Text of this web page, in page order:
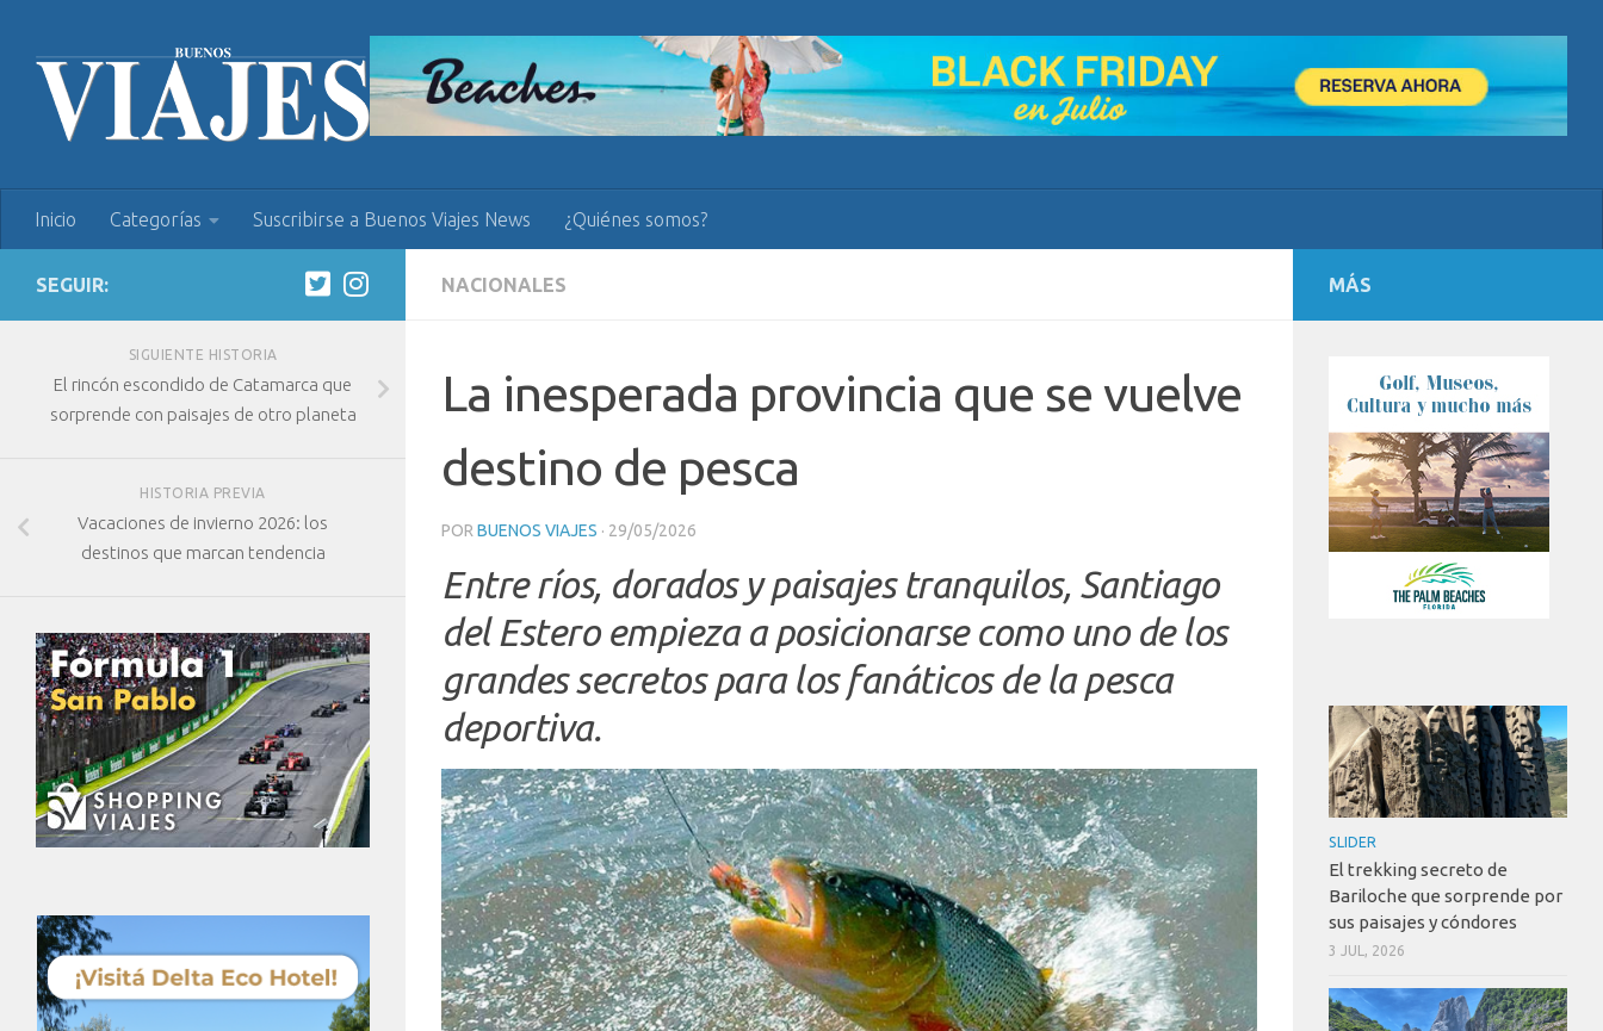
Inicio Categorías Suscribirse a Buenos Viajes News ¿Quiénes somos?
NACIONALES
La inesperada provincia que se vuelve
destino de pesca
POR BUENOS VIAJES · 29/05/2026
Entre ríos, dorados y paisajes tranquilos, Santiago
del Estero empieza a posicionarse como uno de los
grandes secretos para los fanáticos de la pesca
deportiva.
SEGUIR:
SIGUIENTE HISTORIA
El rincón escondido de Catamarca que
sorprende con paisajes de otro planeta
HISTORIA PREVIA
Vacaciones de invierno 2026: los
destinos que marcan tendencia
MÁS
SLIDER
El trekking secreto de
Bariloche que sorprende por
sus paisajes y cóndores
3 JUL, 2026